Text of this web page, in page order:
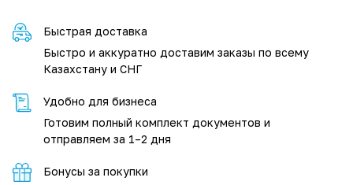
Быстрая доставка
Быстро и аккуратно доставим заказы по всему
Казахстану и СНГ
Удобно для бизнеса
Готовим полный комплект документов и
отправляем за 1–2 дня
Бонусы за покупки